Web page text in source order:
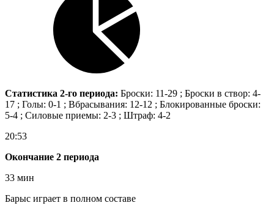
Статистика 2-го периода: Броски: 11-29 ; Броски в створ: 4-
17 ; Голы: 0-1 ; Вбрасывания: 12-12 ; Блокированные броски:
5-4 ; Силовые приемы: 2-3 ; Штраф: 4-2
20:53
Окончание 2 периода
33 мин
Барыс играет в полном составе